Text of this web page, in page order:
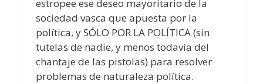
estropee ese deseo mayoritario de la
sociedad vasca que apuesta por la
política, y SÓLO POR LA POLÍTICA (sin
tutelas de nadie, y menos todavía del
chantaje de las pistolas) para resolver
problemas de naturaleza política.